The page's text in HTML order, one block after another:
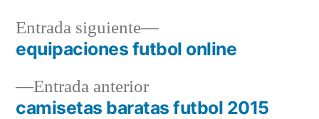
Navegación
deEntrada anteriorEntrada
anterior:
camisetas baratas futbol 2015
Entrada siguiente
Entrada
siguiente:
equipaciones futbol online